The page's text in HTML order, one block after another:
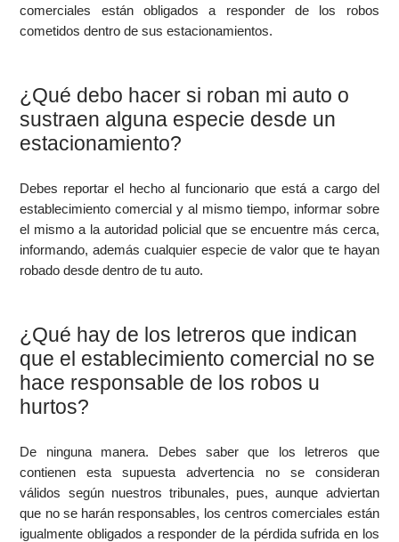
comerciales están obligados a responder de los robos
cometidos dentro de sus estacionamientos.
¿Qué debo hacer si roban mi auto o
sustraen alguna especie desde un
estacionamiento?
Debes reportar el hecho al funcionario que está a cargo del
establecimiento comercial y al mismo tiempo, informar sobre
el mismo a la autoridad policial que se encuentre más cerca,
informando, además cualquier especie de valor que te hayan
robado desde dentro de tu auto.
¿Qué hay de los letreros que indican
que el establecimiento comercial no se
hace responsable de los robos u
hurtos?
De ninguna manera. Debes saber que los letreros que
contienen esta supuesta advertencia no se consideran
válidos según nuestros tribunales, pues, aunque adviertan
que no se harán responsables, los centros comerciales están
igualmente obligados a responder de la pérdida sufrida en los